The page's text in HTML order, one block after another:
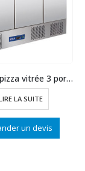
Saladette pizza vitrée 3 portes
LA SUITE
un devis